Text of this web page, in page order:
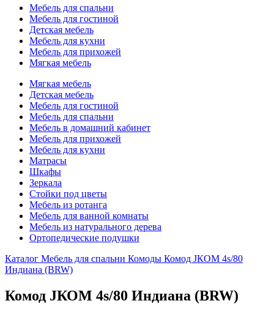
Мебель для спальни
Мебель для гостиной
Детская мебель
Мебель для кухни
Мебель для прихожей
Мягкая мебель
Мягкая мебель
Детская мебель
Мебель для гостиной
Мебель для спальни
Мебель в домашний кабинет
Мебель для прихожей
Мебель для кухни
Матрасы
Шкафы
Зеркала
Стойки под цветы
Мебель из ротанга
Мебель для ванной комнаты
Мебель из натурального дерева
Ортопедические подушки
Каталог Мебель для спальни Комоды Комод JКОМ 4s/80
Индиана (BRW)
Комод JКОМ 4s/80 Индиана (BRW)